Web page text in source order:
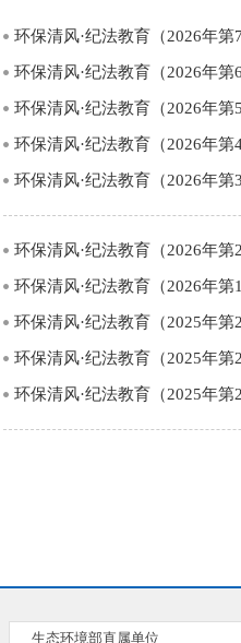
环保清风·纪法教育（2026年
环保清风·纪法教育（2026年
环保清风·纪法教育（2026年
环保清风·纪法教育（2026年
环保清风·纪法教育（2026年
环保清风·纪法教育（2026年
环保清风·纪法教育（2026年
环保清风·纪法教育（2025年
环保清风·纪法教育（2025年
生态环境部直属单位